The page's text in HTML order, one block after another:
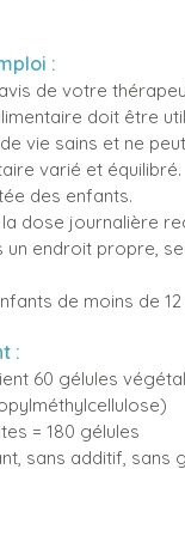
:
de votre
doit être
vie sains et ne
varié et équilibré.
des enfants.
dose journalière
un endroit propre,
de moins de 12
:
60 gélules
= 180 gélules
sans additif, sans